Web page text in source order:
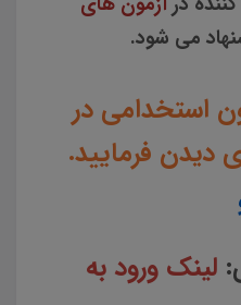
می شود.
استخدامی در
دیدن فرمایید.
لینک ورود به